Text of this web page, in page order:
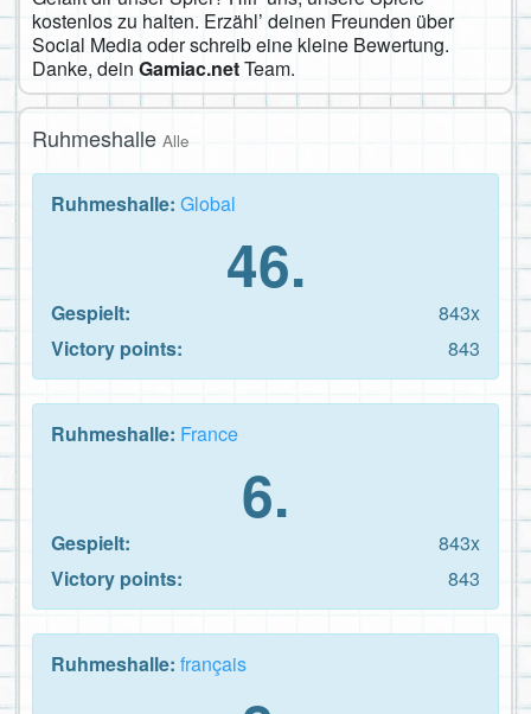
kostenlos zu halten. Erzähl’ deinen Freunden über
Social Media oder schreib eine kleine Bewertung.
Danke, dein Gamiac.netTeam.
Ruhmeshalle Alle
Ruhmeshalle: Global
46.
Gespielt:
843x
Victory points:
843
Ruhmeshalle: France
6.
Gespielt:
843x
Victory points:
843
Ruhmeshalle: français